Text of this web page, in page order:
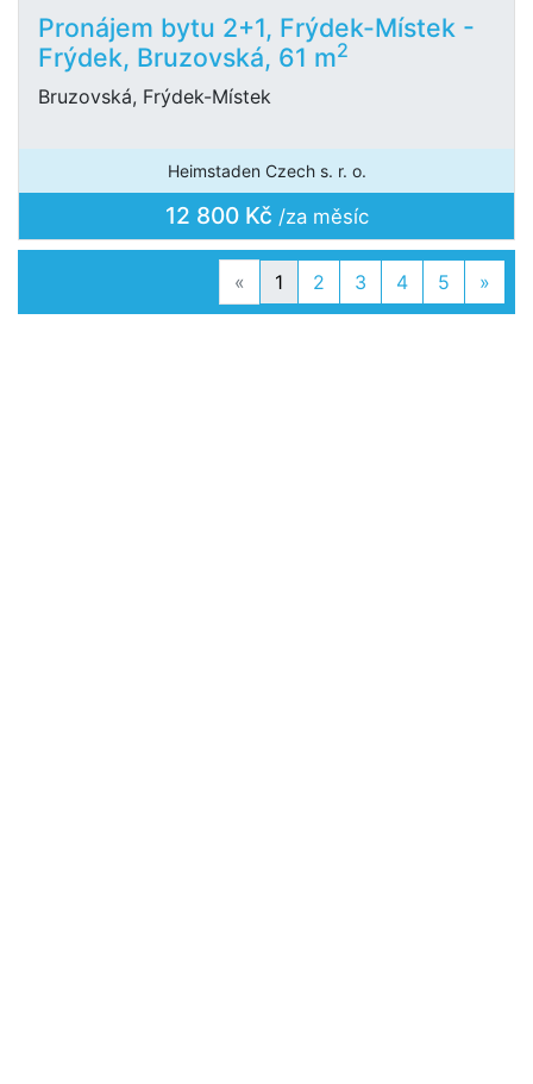
Pronájem bytu 2+1, Frýdek-Místek -
Frýdek, Bruzovská, 61 m2
Bruzovská, Frýdek-Místek
Heimstaden Czech s. r. o.
12 800 Kč /za měsíc
« Previous
1 2 3 4 5 »